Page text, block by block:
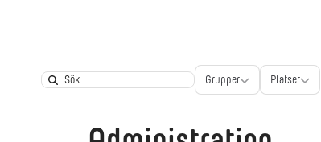
Search
Grupper
Grupper Platser
Platser